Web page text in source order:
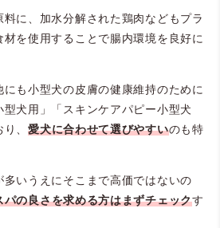
に、加水分解された鶏肉などもプラ
を使用することで腸内環境を良好に
にも小型犬の皮膚の健康維持のために
犬用」「スキンケアパピー小型犬
り、愛犬に合わせて選びやすいのも特
いうえにそこまで高価ではないの
パの良さを求める方はまずチェックす